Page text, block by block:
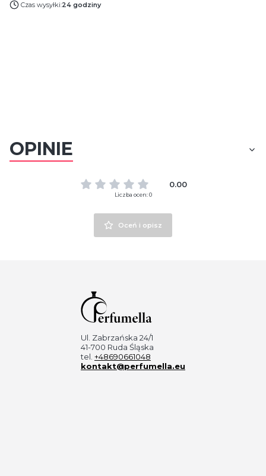
Czas wysyłki:24 godziny
OPINIE
0.00
Liczba ocen: 0
Oceń i opisz
Ul. Zabrzańska 24/1
41-700 Ruda Śląska
tel. +48690661048
kontakt@perfumella.eu